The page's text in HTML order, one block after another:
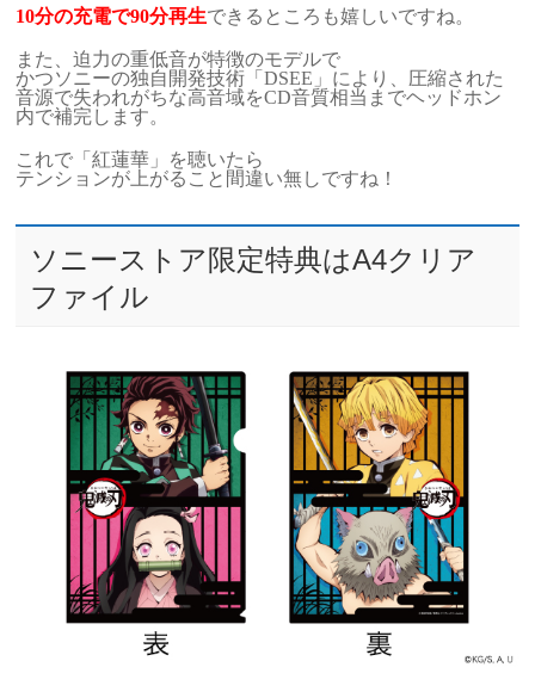
10分の充電で90分再生できるところも嬉しいですね。
また、迫力の重低音が特徴のモデルで
かつソニーの独自開発技術「DSEE」により、圧縮された
音源で失われがちな高音域をCD音質相当までヘッドホン
内で補完します。
これで「紅蓮華」を聴いたら
テンションが上がること間違い無しですね！
ソニーストア限定特典はA4クリア
ファイル